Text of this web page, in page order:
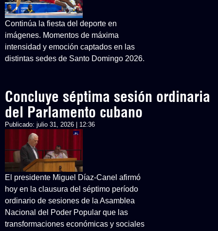
Continúa la fiesta del deporte en
imágenes. Momentos de máxima
intensidad y emoción captados en las
distintas sedes de Santo Domingo 2026.
Concluye séptima sesión ordinaria
del Parlamento cubano
Publicado: julio 31, 2026 | 12:36
El presidente Miguel Díaz-Canel afirmó
hoy en la clausura del séptimo período
ordinario de sesiones de la Asamblea
Nacional del Poder Popular que las
transformaciones económicas y sociales